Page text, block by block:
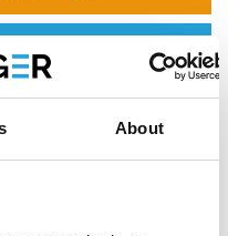
About